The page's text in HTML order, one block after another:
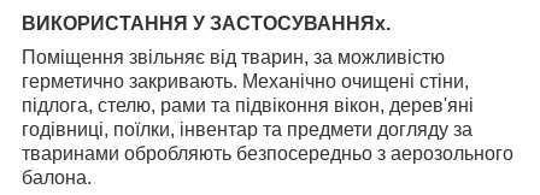
ВИКОРИСТАННЯ У ЗАСТОСУВАННЯх.
Поміщення звільняє від тварин, за можливістю
герметично закривають. Механічно очищені стіни,
підлога, стелю, рами та підвіконня вікон, дерев'яні
годівниці, поїлки, інвентар та предмети догляду за
тваринами обробляють безпосередньо з аерозольного
балона.